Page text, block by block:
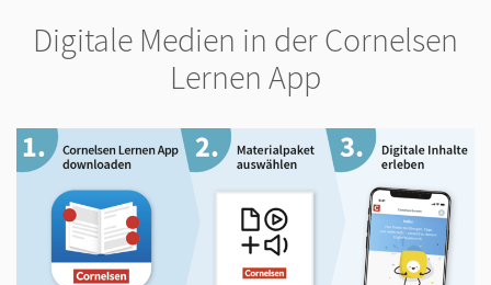
Digitale Medien in der Cornelsen
Lernen App